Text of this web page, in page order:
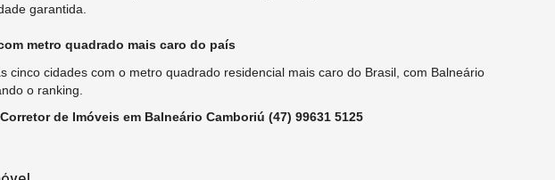
garantida.
metro quadrado mais caro do país
cinco cidades com o metro quadrado residencial mais caro do Brasil, com Balneário
o ranking.
de Imóveis em Balneário Camboriú (47) 99631 5125